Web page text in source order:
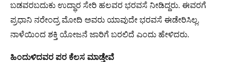
ಬಡವರಬದುಕು ಉದ್ಧಾರ ಸೇರಿ ಹಲವರ ಭರವಸೆ ನೀಡಿದ್ದರು. ಈವರಗೆ
ಪ್ರಧಾನಿ ನರೇಂದ್ರ ಮೋದಿ ಅವರು ಯಾವುದೇ ಭರವಸೆ ಈಡೇರಿಸಿಲ್ಲ.
ನಾಳೆಯಿಂದ ಶಕ್ತಿ ಯೋಜನೆ ಜಾರಿಗೆ ಬರಲಿದೆ ಎಂದು ಹೇಳಿದರು.
ಹಿಂದುಳಿದವರ ಪರ ಕೆಲಸ ಮಾಡ್ತೇವೆ